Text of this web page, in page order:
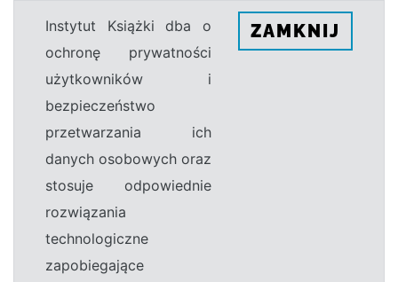
Instytut Książki dba o
ochronę prywatności
użytkowników i
bezpieczeństwo
przetwarzania ich
danych osobowych oraz
stosuje odpowiednie
rozwiązania
technologiczne
zapobiegające
ZAMKNIJ